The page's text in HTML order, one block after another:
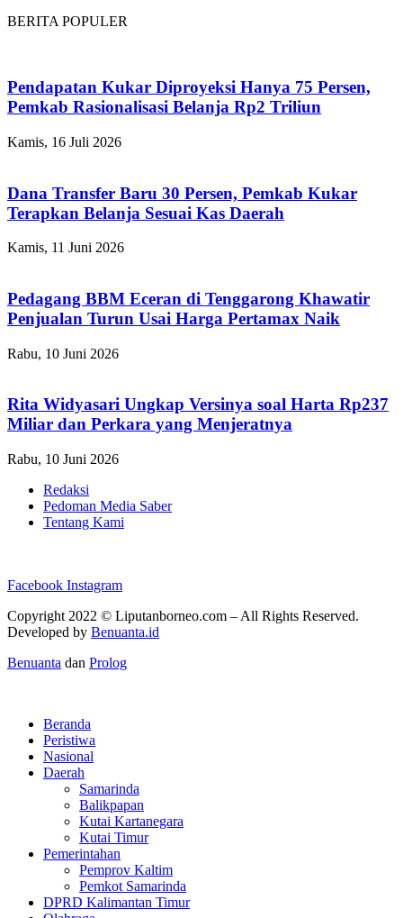
BERITA POPULER
Pendapatan Kukar Diproyeksi Hanya 75 Persen,
Pemkab Rasionalisasi Belanja Rp2 Triliun
Kamis, 16 Juli 2026
Dana Transfer Baru 30 Persen, Pemkab Kukar
Terapkan Belanja Sesuai Kas Daerah
Kamis, 11 Juni 2026
Pedagang BBM Eceran di Tenggarong Khawatir
Penjualan Turun Usai Harga Pertamax Naik
Rabu, 10 Juni 2026
Rita Widyasari Ungkap Versinya soal Harta Rp237
Miliar dan Perkara yang Menjeratnya
Rabu, 10 Juni 2026
Redaksi
Pedoman Media Saber
Tentang Kami
Facebook Instagram
Copyright 2022 © Liputanborneo.com – All Rights Reserved.
Developed by Benuanta.id
Benuanta dan Prolog
Beranda
Peristiwa
Nasional
Daerah
Samarinda
Balikpapan
Kutai Kartanegara
Kutai Timur
Pemerintahan
Pemprov Kaltim
Pemkot Samarinda
DPRD Kalimantan Timur